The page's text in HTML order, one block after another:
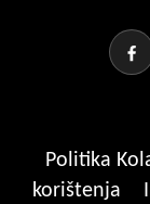
Politika
korištenja